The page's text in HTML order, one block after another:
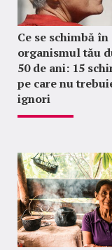
Ce se schimbă în
organismul tău
50 de ani: 15
pe care nu
ignori